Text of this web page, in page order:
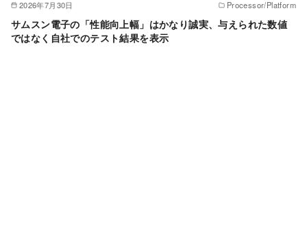
2026年7月30日 Processor/Platform
サムスン電子の「性能向上幅」はかなり誠実、与えられた数値
ではなく自社でのテスト結果を表示